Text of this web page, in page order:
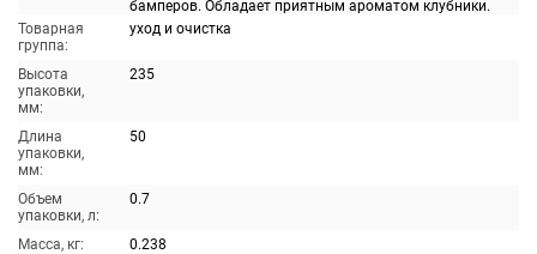
бамперов. Обладает приятным ароматом клубники.
Товарная
группа:
уход и очистка
Высота
упаковки,
мм:
235
Длина
упаковки,
мм:
50
Объем
упаковки, л:
0.7
Масса, кг:
0.238